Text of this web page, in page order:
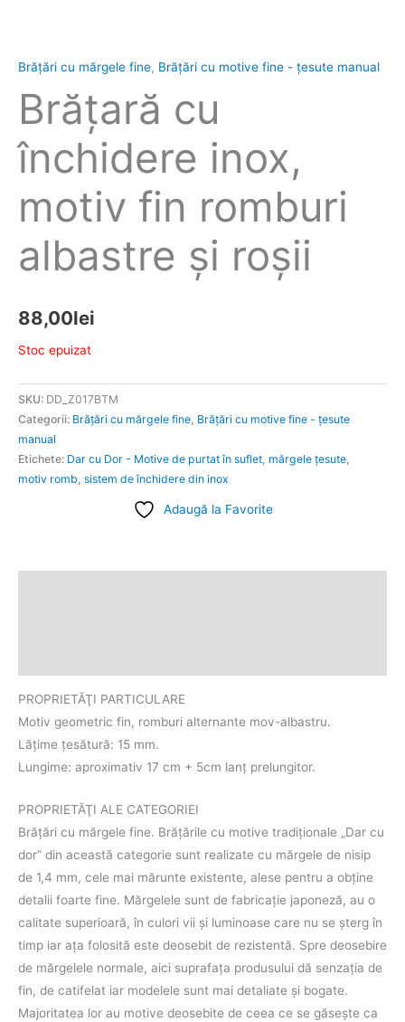
Brățări cu mărgele fine, Brățări cu motive fine - țesute manual
Brăţară cu
închidere inox,
motiv fin romburi
albastre şi roşii
88,00lei
Stoc epuizat
SKU: DD_Z017BTM
Categorii: Brățări cu mărgele fine, Brățări cu motive fine - țesute
manual
Etichete: Dar cu Dor - Motive de purtat în suflet, mărgele ţesute,
motiv romb, sistem de închidere din inox
Adaugă la Favorite
PROPRIETĂŢI PARTICULARE
Motiv geometric fin, romburi alternante mov-albastru.
Lățime țesătură: 15 mm.
Lungime: aproximativ 17 cm + 5cm lanț prelungitor.
PROPRIETĂŢI ALE CATEGORIEI
Brăţări cu mărgele fine. Brățările cu motive tradiţionale „Dar cu
dor” din această categorie sunt realizate cu mărgele de nisip
de 1,4 mm, cele mai mărunte existente, alese pentru a obţine
detalii foarte fine. Mărgelele sunt de fabricație japoneză, au o
calitate superioară, în culori vii şi luminoase care nu se șterg în
timp iar aţa folosită este deosebit de rezistentă. Spre deosebire
de mărgelele normale, aici suprafața produsului dă senzația de
fin, de catifelat iar modelele sunt mai detaliate și bogate.
Majoritatea lor au motive deosebite de ceea ce se găseşte ca